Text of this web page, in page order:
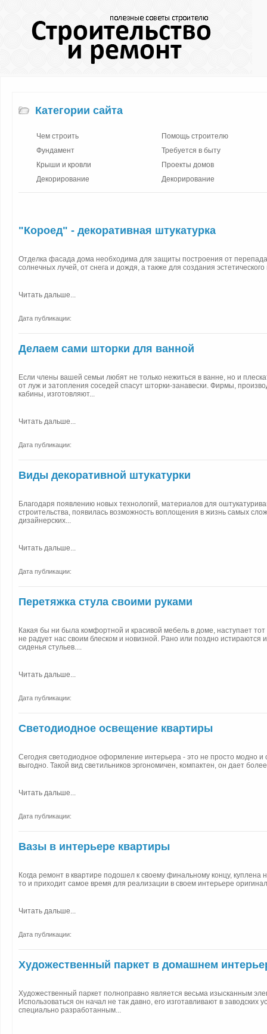
Категории сайта
Чем строить
Фундамент
Крыши и кровли
Декорирование
Помощь строителю
Требуется в быту
Проекты домов
Декорирование
"Короед" - декоративная штукатурка
Отделка фасада дома необходима для защиты построения от
солнечных лучей, от снега и дождя, а также для создания эстетического
Читать дальше...
Дата публикации:
Делаем сами шторки для ванной
Если члены вашей семьи любят не только нежиться в ванне, но и
от луж и затопления соседей спасут шторки-занавески. Фирмы,
кабины, изготовляют...
Читать дальше...
Дата публикации:
Виды декоративной штукатурки
Благодаря появлению новых технологий, материалов для
строительства, появилась возможность воплощения в жизнь самых
дизайнерских...
Читать дальше...
Дата публикации:
Перетяжка стула своими руками
Какая бы ни была комфортной и красивой мебель в доме, наступает тот
не радует нас своим блеском и новизной. Рано или поздно истираются
сиденья стульев....
Читать дальше...
Дата публикации:
Светодиодное освещение квартиры
Сегодня светодиодное оформление интерьера - это не просто модно и
выгодно. Такой вид светильников эргономичен, компактен, он дает
Читать дальше...
Дата публикации:
Вазы в интерьере квартиры
Когда ремонт в квартире подошел к своему финальному концу, куплена
то и приходит самое время для реализации в своем интерьере
Читать дальше...
Дата публикации:
Художественный паркет в домашнем
Художественный паркет полноправно является весьма изысканным
Использоваться он начал не так давно, его изготавливают в заводских
специально разработанным...